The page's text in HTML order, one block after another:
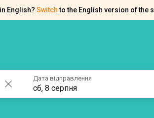
English? Switch to the English version of the
Дата відправлення
сб, 8 серпня